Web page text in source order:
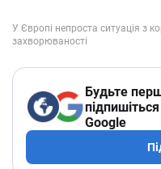
Будьте
Google